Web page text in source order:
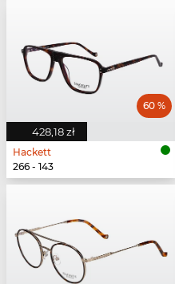
428,18 zł
60 %
Hackett
266 - 143